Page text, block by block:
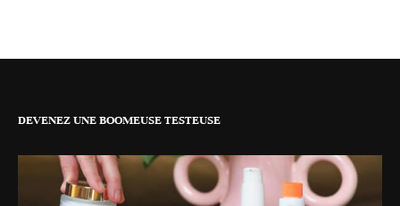
DEVENEZ UNE BOOMEUSE TESTEUSE